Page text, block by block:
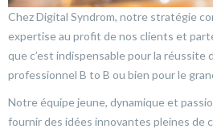
Chez Digital Syndrom, notre stratégie
expertise au profit de nos clients et
que c’est indispensable pour la réussite
professionnel B to B ou bien pour le
Notre équipe jeune, dynamique et
fournir des idées innovantes pleines de